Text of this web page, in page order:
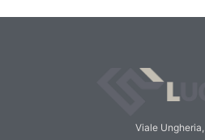
Viale